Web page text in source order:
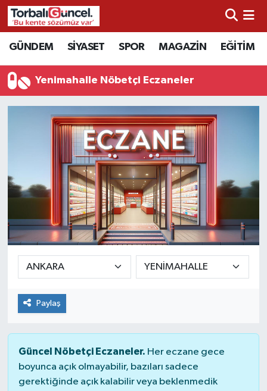
GÜNDEM SİYASET SPOR MAGAZİN EĞİTİM
Yenimahalle Nöbetçi Eczaneler
Paylaş
Güncel Nöbetçi Eczaneler. Her eczane gece
boyunca açık olmayabilir, bazıları sadece
gerektiğinde açık kalabilir veya beklenmedik
İzmir Nöbetçi Eczaneler
İzmir Hava Durumu
İzmir Namaz Vakitleri
İzmir Trafik Yoğunluk Haritası
Süper Lig Puan Durumu ve Fikstür
Tüm Manşetler
Son Dakika Haberleri
Haber Arşivi